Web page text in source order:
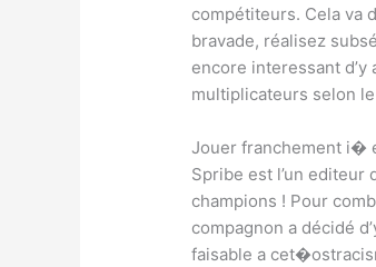
compétiteurs. Cela va
bravade, réalisez
encore interessant
multiplicateurs selon
Jouer franchement i�
Spribe est l’un editeur
champions ! Pour
compagnon a décidé
faisable a